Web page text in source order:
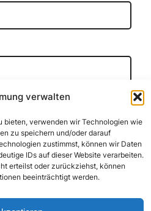
verwalten
bieten, verwenden wir Technologien wie
zu speichern und/oder darauf
zustimmst, können wir Daten
IDs auf dieser Website verarbeiten.
erteilst oder zurückziehst, können
beeinträchtigt werden.
zur Beantwortung
finden Sie in
.